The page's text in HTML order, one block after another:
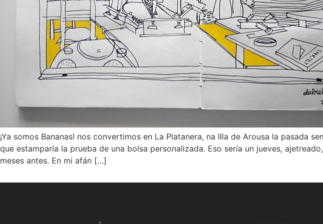
¡Ya somos Bananas! nos convertimos en La Platanera, na Illa de Arousa la pasada
que estamparía la prueba de una bolsa personalizada. Eso sería un jueves,
meses antes. En mi afán […]